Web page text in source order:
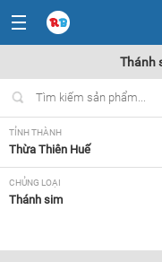
Thánh
TỈNH THÀNH
Thừa Thiên Huế
CHỦNG LOẠI
Thánh sim
Tất cả